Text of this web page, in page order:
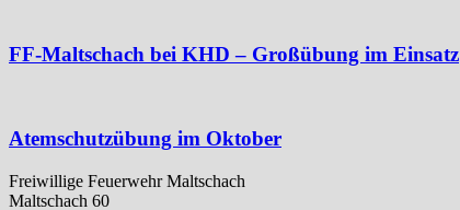
FF-Maltschach bei KHD – Großübung im Einsatz
Atemschutzübung im Oktober
Freiwillige Feuerwehr Maltschach
Maltschach 60